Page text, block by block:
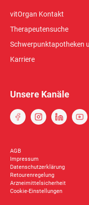
vitOrgan Kontakt
Therapeutensuche
Schwerpunktapotheken
Karriere
Unsere Kanäle
AGB
Impressum
Datenschutzerklärung
Retourenregelung
Arzneimittelsicherheit
Cookie-Einstellungen